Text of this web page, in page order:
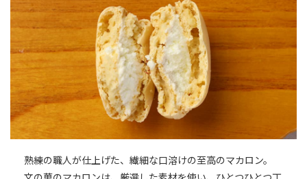
熟練の職人が仕上げた、繊細な口溶けの至高のマカロン。